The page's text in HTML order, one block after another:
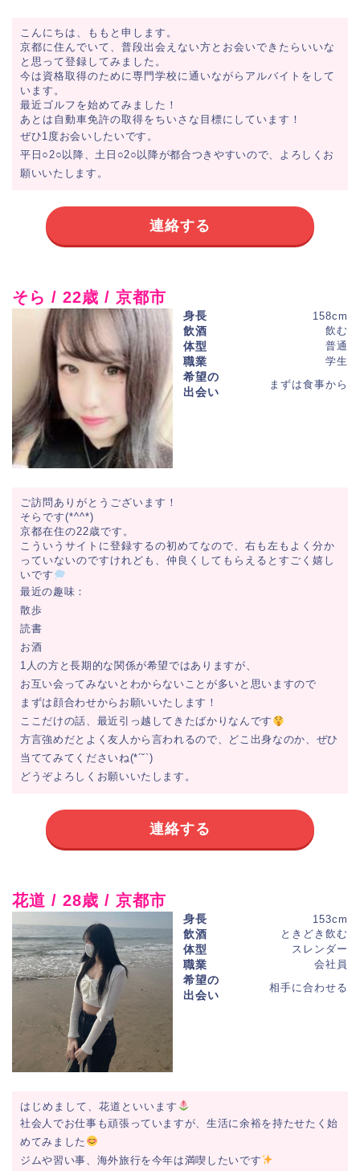
こんにちは、ももと申します。
京都に住んでいて、普段出会えない方とお会いできたらいいな
と思って登録してみました。
今は資格取得のために専門学校に通いながらアルバイトをして
います。
最近ゴルフを始めてみました！
あとは自動車免許の取得をちいさな目標にしています！
ぜひ1度お会いしたいです。
平日○2○以降、土日○2○以降が都合つきやすいので、よろしくお
願いいたします。
連絡する
そら / 22歳 / 京都市
身長 158cm
飲酒 飲む
体型 普通
職業 学生
希望の
出会い
まずは食事から
ご訪問ありがとうございます！
そらです(*^^*)
京都在住の22歳です。
こういうサイトに登録するの初めてなので、右も左もよく分か
っていないのですけれども、仲良くしてもらえるとすごく嬉し
いです
最近の趣味：
散歩
読書
お酒
1人の方と長期的な関係が希望ではありますが、
お互い会ってみないとわからないことが多いと思いますので
まずは顔合わせからお願いいたします！
ここだけの話、最近引っ越してきたばかりなんです
方言強めだとよく友人から言われるので、どこ出身なのか、ぜひ
当ててみてくださいね(*´˘`)
どうぞよろしくお願いいたします。
連絡する
花道 / 28歳 / 京都市
身長 153cm
飲酒 ときどき飲む
体型 スレンダー
職業 会社員
希望の
出会い
相手に合わせる
はじめまして、花道といいます
社会人でお仕事も頑張っていますが、生活に余裕を持たせたく始
めてみました
ジムや習い事、海外旅行を今年は満喫したいです